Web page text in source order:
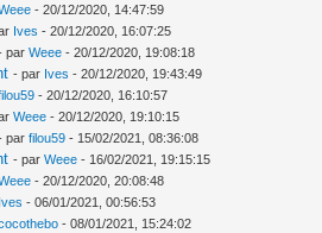
- 20/12/2020, 14:47:59
Ives - 20/12/2020, 16:07:25
parWeee - 20/12/2020, 19:08:18
- par Ives - 20/12/2020, 19:43:49
- 20/12/2020, 16:10:57
Weee - 20/12/2020, 19:10:15
parfilou59 - 15/02/2021, 08:36:08
- parWeee - 16/02/2021, 19:15:15
- 20/12/2020, 20:08:48
Ives - 06/01/2021, 00:56:53
- 08/01/2021, 15:24:02